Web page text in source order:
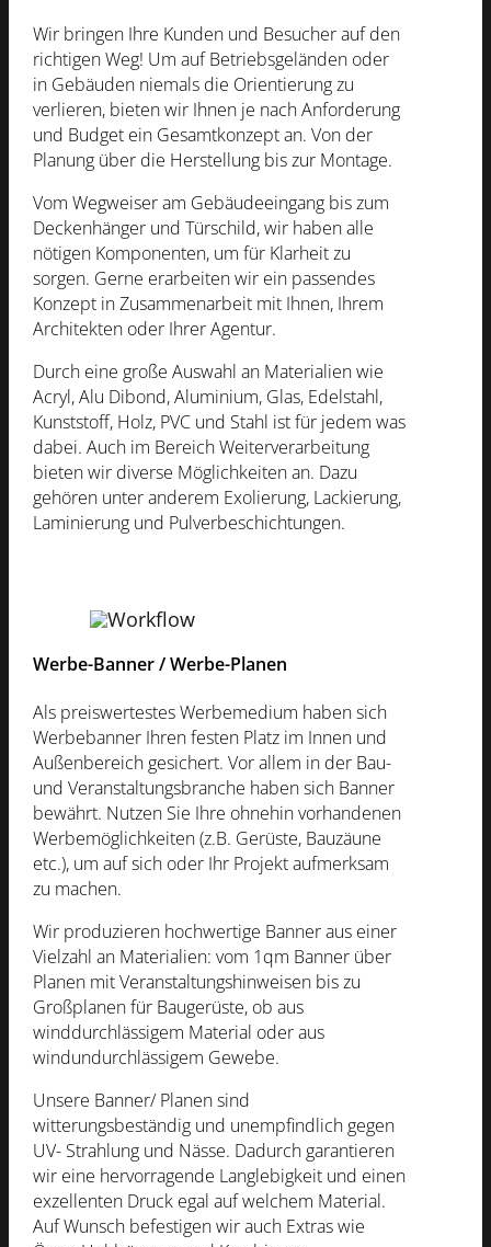
Wir bringen Ihre Kunden und Besucher auf den
richtigen Weg! Um auf Betriebsgeländen oder
in Gebäuden niemals die Orientierung zu
verlieren, bieten wir Ihnen je nach Anforderung
und Budget ein Gesamtkonzept an. Von der
Planung über die Herstellung bis zur Montage.
Vom Wegweiser am Gebäudeeingang bis zum
Deckenhänger und Türschild, wir haben alle
nötigen Komponenten, um für Klarheit zu
sorgen. Gerne erarbeiten wir ein passendes
Konzept in Zusammenarbeit mit Ihnen, Ihrem
Architekten oder Ihrer Agentur.
Durch eine große Auswahl an Materialien wie
Acryl, Alu Dibond, Aluminium, Glas, Edelstahl,
Kunststoff, Holz, PVC und Stahl ist für jedem was
dabei. Auch im Bereich Weiterverarbeitung
bieten wir diverse Möglichkeiten an. Dazu
gehören unter anderem Exolierung, Lackierung,
Laminierung und Pulverbeschichtungen.
Werbe-Banner / Werbe-Planen
Als preiswertestes Werbemedium haben sich
Werbebanner Ihren festen Platz im Innen und
Außenbereich gesichert. Vor allem in der Bau-
und Veranstaltungsbranche haben sich Banner
bewährt. Nutzen Sie Ihre ohnehin vorhandenen
Werbemöglichkeiten (z.B. Gerüste, Bauzäune
etc.), um auf sich oder Ihr Projekt aufmerksam
zu machen.
Wir produzieren hochwertige Banner aus einer
Vielzahl an Materialien: vom 1qm Banner über
Planen mit Veranstaltungshinweisen bis zu
Großplanen für Baugerüste, ob aus
winddurchlässigem Material oder aus
windundurchlässigem Gewebe.
Unsere Banner/ Planen sind
witterungsbeständig und unempfindlich gegen
UV- Strahlung und Nässe. Dadurch garantieren
wir eine hervorragende Langlebigkeit und einen
exzellenten Druck egal auf welchem Material.
Auf Wunsch befestigen wir auch Extras wie